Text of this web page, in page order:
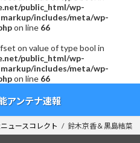
public_html/wp-
includes/meta/wp-
on line 66
on value of type bool in
public_html/wp-
includes/meta/wp-
on line 66
アンテナ速報
ュースコレクト 鈴木京香＆黒島結菜